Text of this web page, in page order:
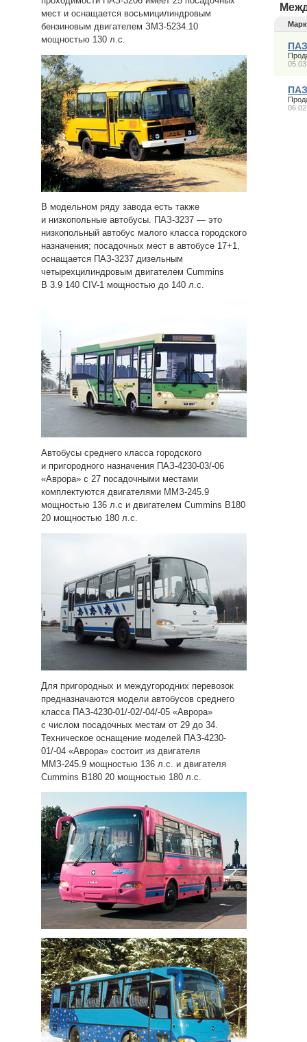
мест и оснащается восьмицилиндровым
бензиновым двигателем ЗМЗ-5234.10
мощностью 130 л.с.
В модельном ряду завода есть также
и низкопольные автобусы. ПАЗ-3237 — это
низкопольный автобус малого класса городского
назначения; посадочных мест в автобусе 17+1,
оснащается ПАЗ-3237 дизельным
четырехцилиндровым двигателем Cummins
B 3.9 140 CIV-1 мощностью до 140 л.с.
Автобусы среднего класса городского
и пригородного назначения ПАЗ-4230-03/-06
«Аврора» с 27 посадочными местами
комплектуются двигателями ММЗ-245.9
мощностью 136 л.с и двигателем Cummins B180
20 мощностью 180 л.с.
Для пригородных и междугородних перевозок
предназначаются модели автобусов среднего
класса ПАЗ-4230-01/-02/-04/-05 «Аврора»
с числом посадочных местам от 29 до 34.
Техническое оснащение моделей ПАЗ-4230-
01/-04 «Аврора» состоит из двигателя
ММЗ-245.9 мощностью 136 л.с. и двигателя
Cummins B180 20 мощностью 180 л.с.